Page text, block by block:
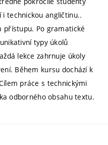
i technickou angličtinu..
přístupu. Po gramatické
typy úkolů
lekce zahrnuje úkoly
Během kursu dochází k
práce s technickými
odborného obsahu textu.